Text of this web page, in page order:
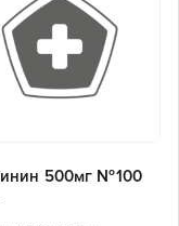
500мг №100